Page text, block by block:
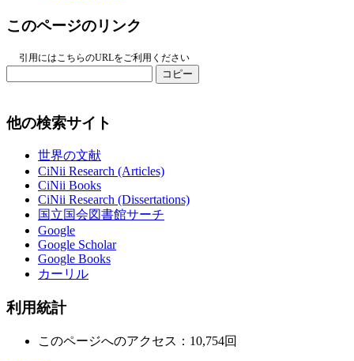
このページのリンク
引用にはこちらのURLをご利用ください
コピー
他の検索サイト
世界の文献
CiNii Research (Articles)
CiNii Books
CiNii Research (Dissertations)
国立国会図書館サーチ
Google
Google Scholar
Google Books
カーリル
利用統計
このページへのアクセス：10,754回